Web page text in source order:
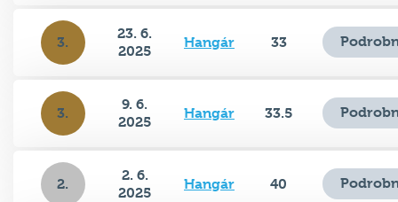
3.
23. 6.
2025
Hangár 33
3.
9. 6.
2025
Hangár 33.5
2.
2. 6.
2025
Hangár 40